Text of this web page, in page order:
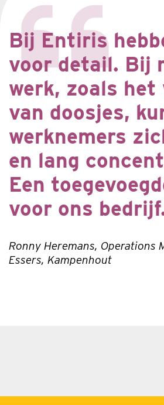
Bij Entiris
voor detail. Bij
werk, zoals het
van doosjes,
werknemers
en lang
Een
voor ons
Ronny Heremans, Operations
Essers, Kampenhout